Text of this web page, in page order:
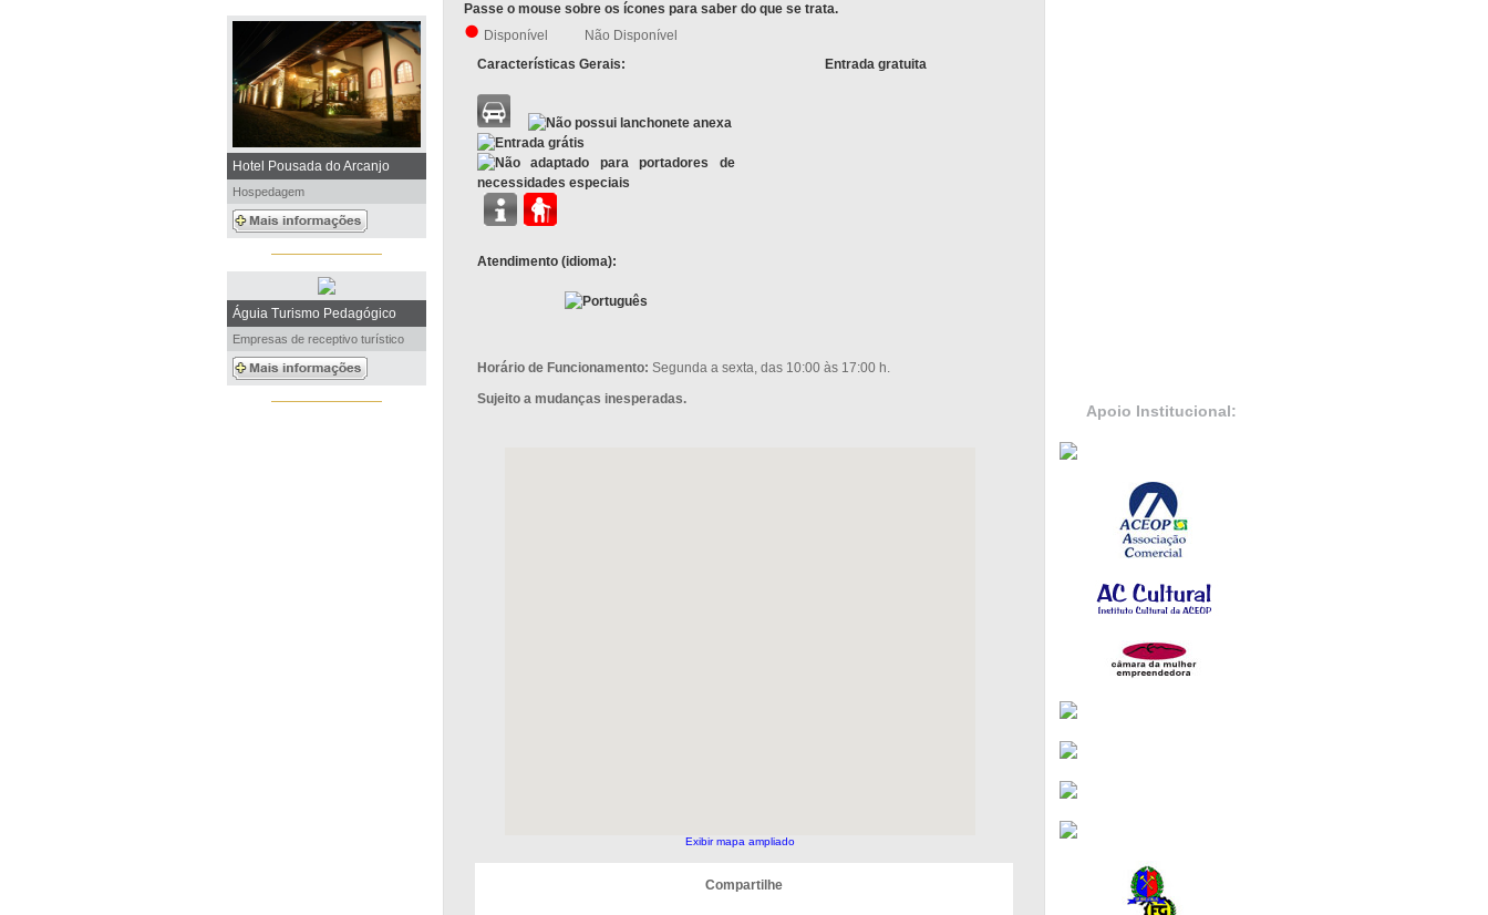
Hotel Pousada do Arcanjo
Hospedagem
Águia Turismo Pedagógico
Empresas de receptivo turístico
Passe o mouse sobre os ícones para saber do que se trata.
Disponível
Não Disponível
Características Gerais:
Atendimento (idioma):
Entrada gratuita
Horário de Funcionamento: Segunda a sexta, das 10:00 às 17:00 h.
Sujeito a mudanças inesperadas.
Exibir mapa ampliado
Compartilhe
Apoio Institucional: